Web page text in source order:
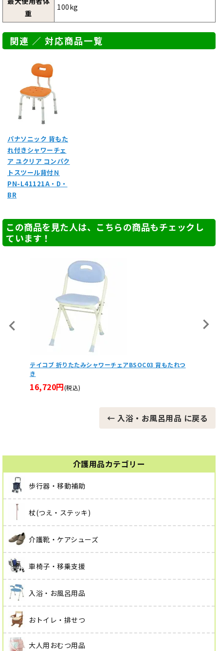
介護用品カテゴリー
歩行器・移動補助
杖(つえ・ステッキ)
介護靴・ケアシューズ
車椅子・移乗支援
入浴・お風呂用品
おトイレ・排せつ
大人用おむつ用品
重
100kg
関連 ／ 対応商品一覧
パナソニック 背もた
れ付きシャワーチェ
ア ユクリア コンパク
トスツール背付Ｎ
PN-L41121A・D・
BR
この商品を見た人は、こちらの商品もチェックし
ています！
折りたたみシャワーチェアU型座面（BF-01EU）
23,375円
← 入浴・お風呂用品 に戻る